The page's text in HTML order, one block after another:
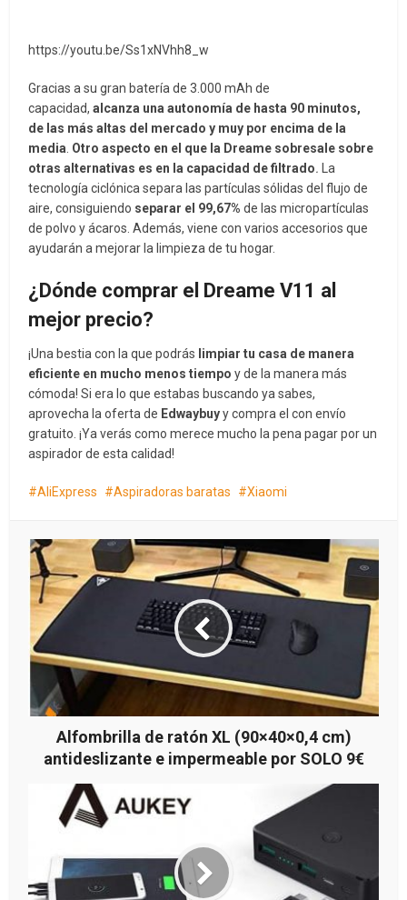
https://youtu.be/Ss1xNVhh8_w
Gracias a su gran batería de 3.000 mAh de
capacidad,alcanza una autonomía de hasta 90 minutos,
de las más altas del mercado y muy por encima de la
media. Otro aspecto en el que la Dreame sobresale sobre
otras alternativas es en la capacidad de filtrado. La
tecnología ciclónica separa las partículas sólidas del flujo de
aire, consiguiendo separar el 99,67% de las micropartículas
de polvo y ácaros. Además, viene con varios accesorios que
ayudarán a mejorar la limpieza de tu hogar.
¿Dónde comprar el Dreame V11 al
mejor precio?
¡Una bestia con la que podrás limpiar tu casa de manera
eficiente en mucho menos tiempoy de la manera más
cómoda! Si era lo que estabas buscando ya sabes,
aprovecha la oferta de Edwaybuyy compra el con envío
gratuito. ¡Ya verás como merece mucho la pena pagar por un
aspirador de esta calidad!
AliExpress Aspiradoras baratas Xiaomi
Alfombrilla de ratón XL (90×40×0,4 cm)
antideslizante e impermeable por SOLO 9€